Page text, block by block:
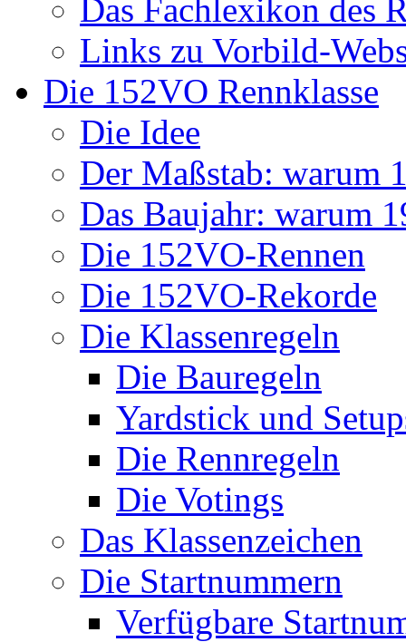
Das Fachlexikon des
Links zu Vorbild-
Die 152VO Rennklasse
Die Idee
Der Maßstab: warum
Das Baujahr: warum
Die 152VO-Rennen
Die 152VO-Rekorde
Die Klassenregeln
Die Bauregeln
Yardstick und
Die Rennregeln
Die Votings
Das Klassenzeichen
Die Startnummern
Verfügbare